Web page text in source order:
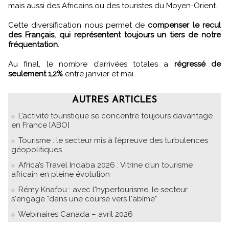
mais aussi des Africains ou des touristes du Moyen-Orient.
Cette diversification nous permet de compenser le recul
des Français, qui représentent toujours un tiers de notre
fréquentation.
Au final, le nombre d’arrivées totales a régressé de
seulement 1,2% entre janvier et mai.
AUTRES ARTICLES
L’activité touristique se concentre toujours davantage
en France [ABO]
Tourisme : le secteur mis à l’épreuve des turbulences
géopolitiques
Africa’s Travel Indaba 2026 : Vitrine d’un tourisme
africain en pleine évolution
Rémy Knafou : avec l'hypertourisme, le secteur
s'engage "dans une course vers l'abîme"
Webinaires Canada – avril 2026